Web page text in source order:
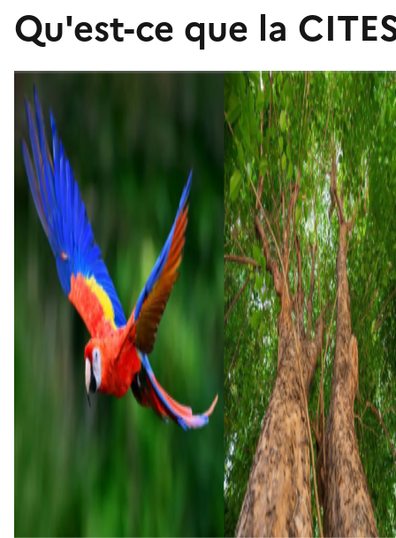
Qu'est-ce que la